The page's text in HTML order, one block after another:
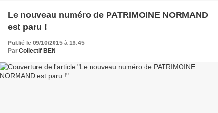
Le nouveau numéro de PATRIMOINE NORMAND
est paru !
Publié le 09/10/2015 à 16:45
Par Collectif BEN